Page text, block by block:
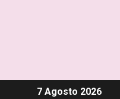
7 Agosto 2026